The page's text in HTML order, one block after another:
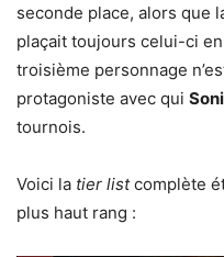
seconde place, alors que
plaçait toujours celui-ci
troisième personnage
protagoniste avec qui
tournois.
Voici la tier listcomplète
plus haut rang :